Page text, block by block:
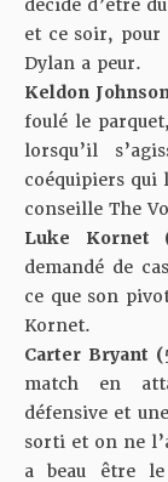
décidé d’être
et ce soir, pour
Dylan a peur.
Keldon
foulé le
lorsqu’il
coéquipiers qui
conseille The
Luke Kornet
demandé de
ce que son
Kornet.
Carter Bryant
match en
défensive et
sorti et on ne
a beau être le